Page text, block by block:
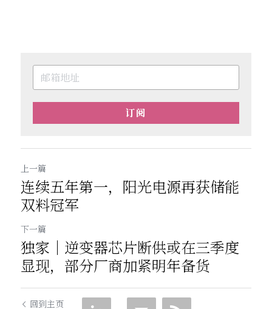
订阅
上一篇
连续五年第一，阳光电源再获储能
双料冠军
下一篇
独家｜逆变器芯片断供或在三季度
显现，部分厂商加紧明年备货
回到主页